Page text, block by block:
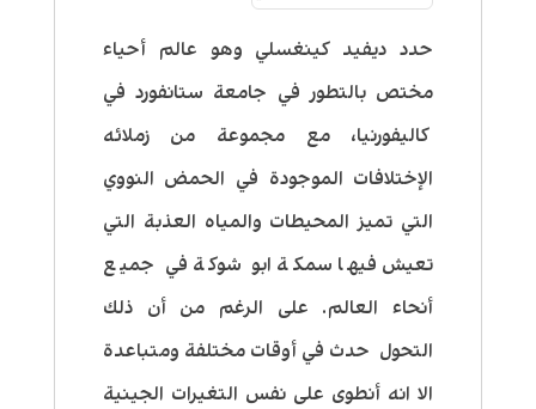
حدد ديفيد كينغسلي وهو عالم أحياء
مختص بالتطور في جامعة ستانفورد في
كاليفورنيا، مع مجموعة من زملائه
الإختلافات الموجودة في الحمض النووي
التي تميز المحيطات والمياه العذبة التي
تعيش فيها سمكة ابو شوكة في جميع
أنحاء العالم. على الرغم من أن ذلك
التحول حدث في أوقات مختلفة ومتباعدة
الا انه أنطوى على نفس التغيرات الجينية